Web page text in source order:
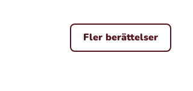
Fler berättelser